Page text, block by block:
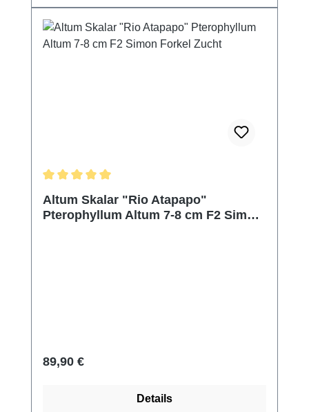
Altum Skalar "Rio Atapapo"
Pterophyllum Altum 7-8 cm F2 Simon
Regulärer Preis:
89,90 €
Details